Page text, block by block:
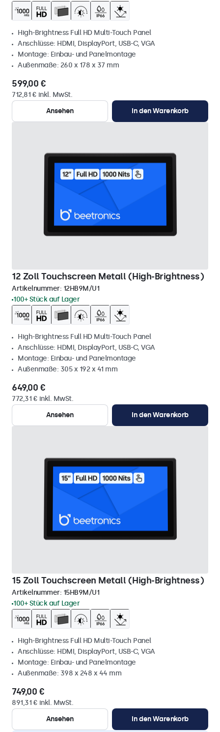
High-Brightness Full HD Multi-Touch Panel
Anschlüsse: HDMI, DisplayPort, USB-C, VGA
Montage: Einbau- und Panelmontage
Außenmaße: 260 x 178 x 37 mm
599,00 €
712,81 € inkl. MwSt.
Ansehen
In den Warenkorb
12 Zoll Touchscreen Metall (High-Brightness)
Artikelnummer: 12HB9M/U1
100+ Stück auf Lager
High-Brightness Full HD Multi-Touch Panel
Anschlüsse: HDMI, DisplayPort, USB-C, VGA
Montage: Einbau- und Panelmontage
Außenmaße: 305 x 192 x 41 mm
649,00 €
772,31 € inkl. MwSt.
Ansehen
In den Warenkorb
15 Zoll Touchscreen Metall (High-Brightness)
Artikelnummer: 15HB9M/U1
100+ Stück auf Lager
High-Brightness Full HD Multi-Touch Panel
Anschlüsse: HDMI, DisplayPort, USB-C, VGA
Montage: Einbau- und Panelmontage
Außenmaße: 398 x 248 x 44 mm
749,00 €
891,31 € inkl. MwSt.
Ansehen
In den Warenkorb